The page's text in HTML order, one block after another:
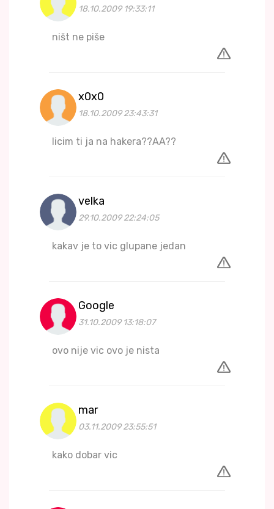
18.10.2009 19:33:11
ništ ne piše
x0x0
18.10.2009 23:43:31
licim ti ja na hakera??AA??
velka
29.10.2009 22:24:05
kakav je to vic glupane jedan
Google
31.10.2009 13:18:07
ovo nije vic ovo je nista
mar
03.11.2009 23:55:51
kako dobar vic